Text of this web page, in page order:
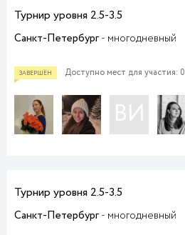
ПРИЕМ ЗАЯВОК
Турнир уровня 2.5-3.5
Санкт-Петербург- многодневный
Доступно мест для участия: 0
ВИ
Турнир уровня 2.5-3.5
Санкт-Петербург- многодневный